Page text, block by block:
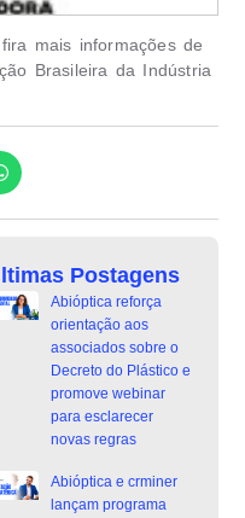
mais informações de
Brasileira da Indústria
Postagens
Abióptica reforça
orientação aos
associados sobre o
Decreto do Plástico e
promove webinar
para esclarecer
novas regras
Abióptica e crminer
lançam programa